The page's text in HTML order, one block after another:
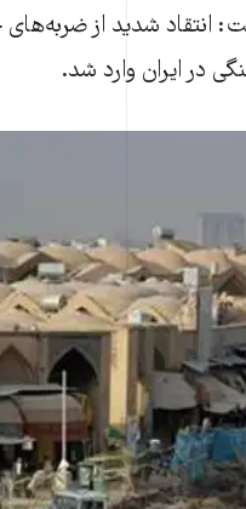
انتقاد شدید از
در ایران وارد شد.